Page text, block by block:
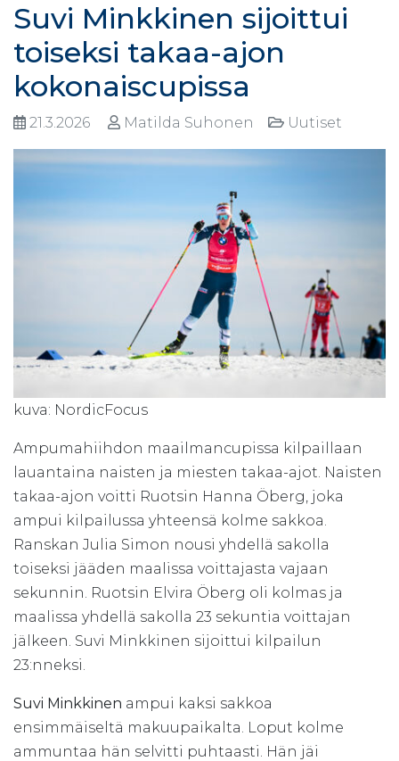
Suvi Minkkinen sijoittui
toiseksi takaa-ajon
kokonaiscupissa
21.3.2026 Matilda Suhonen Uutiset
kuva: NordicFocus
Ampumahiihdon maailmancupissa kilpaillaan
lauantaina naisten ja miesten takaa-ajot. Naisten
takaa-ajon voitti Ruotsin Hanna Öberg, joka
ampui kilpailussa yhteensä kolme sakkoa.
Ranskan Julia Simon nousi yhdellä sakolla
toiseksi jääden maalissa voittajasta vajaan
sekunnin. Ruotsin Elvira Öberg oli kolmas ja
maalissa yhdellä sakolla 23 sekuntia voittajan
jälkeen. Suvi Minkkinen sijoittui kilpailun
23:nneksi.
Suvi Minkkinen ampui kaksi sakkoa
ensimmäiseltä makuupaikalta. Loput kolme
ammuntaa hän selvitti puhtaasti. Hän jäi